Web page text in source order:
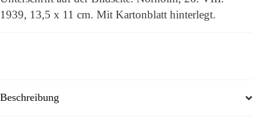
1939, 13,5 x 11 cm. Mit Kartonblatt hinterlegt.
Beschreibung